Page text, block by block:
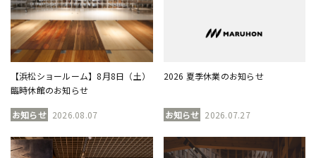
【浜松ショールーム】8月8日（土）
臨時休館のお知らせ
お知らせ 2026.08.07
2026 夏季休業のお知らせ
お知らせ 2026.07.27